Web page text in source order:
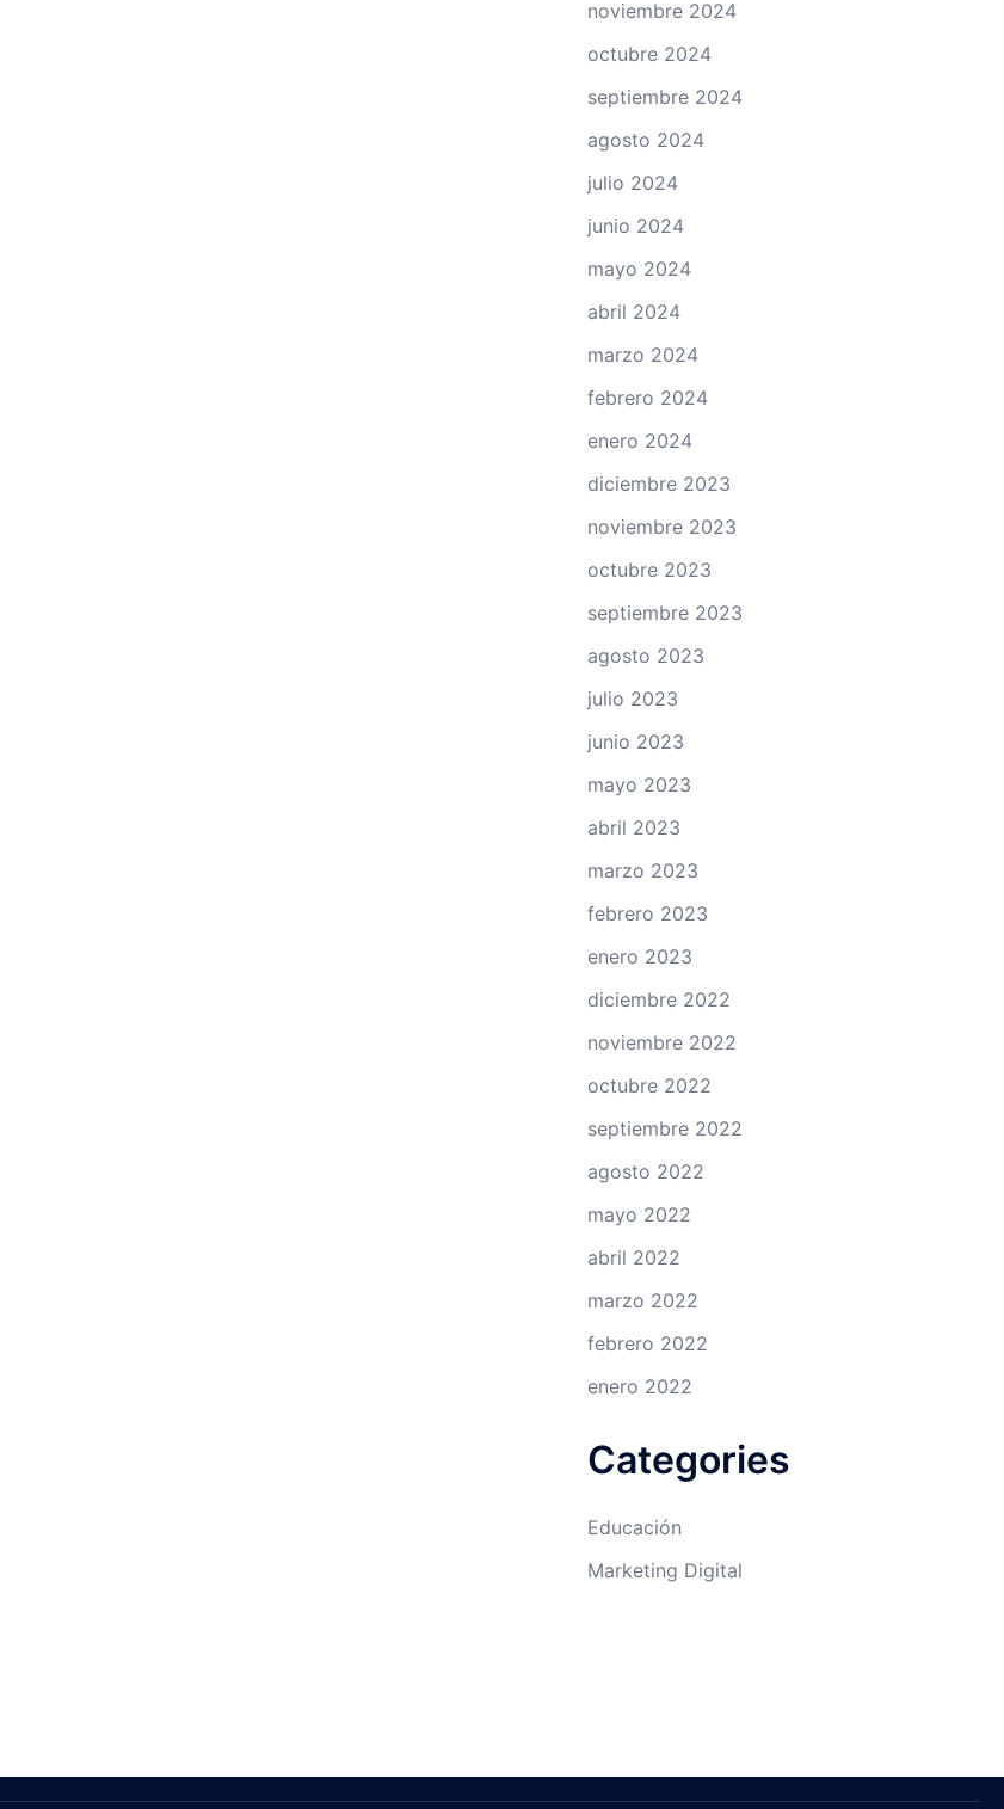
noviembre 2024
octubre 2024
septiembre 2024
agosto 2024
julio 2024
junio 2024
mayo 2024
abril 2024
marzo 2024
febrero 2024
enero 2024
diciembre 2023
noviembre 2023
octubre 2023
septiembre 2023
agosto 2023
julio 2023
junio 2023
mayo 2023
abril 2023
marzo 2023
febrero 2023
enero 2023
diciembre 2022
noviembre 2022
octubre 2022
septiembre 2022
agosto 2022
mayo 2022
abril 2022
marzo 2022
febrero 2022
enero 2022
Categories
Educación
Marketing Digital